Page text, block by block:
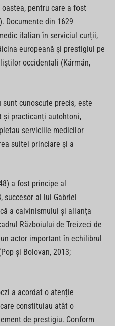
pentru care a fost
Documente din 1629
italian în serviciul curții,
europeană și prestigiul pe
occidentali (Kármán,
cunoscute precis, este
și practicanți autohtoni,
serviciile medicilor
suitei princiare și a
a fost principe al
al lui Gabriel
a calvinismului și alianța
Războiului de Treizeci de
actor important în echilibrul
și Bolovan, 2013;
a acordat o atenție
constituiau atât o
de prestigiu. Conform